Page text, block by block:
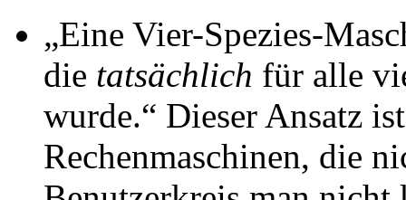
„Eine Vier-Spezies-
die tatsächlich für alle
wurde.“ Dieser Ansatz
Rechenmaschinen, die